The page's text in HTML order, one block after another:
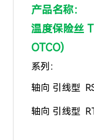
产品名称：
温度保险丝
OTCO)
系列：
轴向 引线型
轴向 引线型